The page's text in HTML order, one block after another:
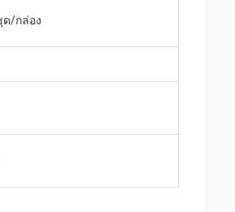
ด/กล่อง